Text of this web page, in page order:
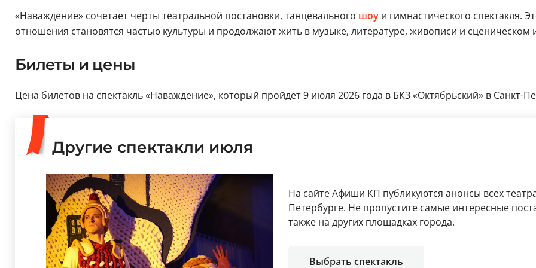
«Наваждение» сочетает черты театральной постановки, танцевального шоуи гимнастического спектакля.
отношения становятся частью культуры и продолжают жить в музыке, литературе, живописи и сценическом
Билеты и цены
Цена билетов на спектакль «Наваждение», который пройдет 9 июля 2026 года в БКЗ «Октябрьский» в Санкт-
Другие спектакли июля
На сайте Афиши КП публикуются анонсы всех
Петербурге. Не пропустите самые интересные
также на других площадках города.
Выбрать спектакль